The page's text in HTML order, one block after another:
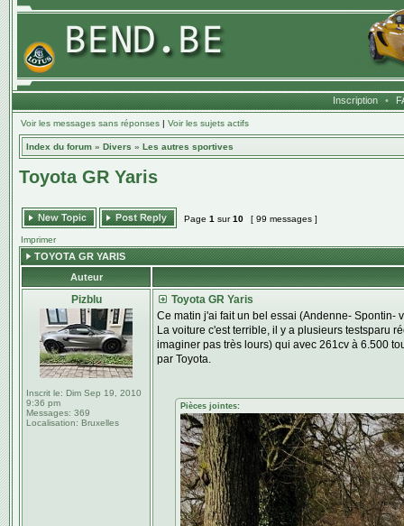
Inscription •
Voir les messages sans réponses | Voir les sujets actifs
Index du forum » Divers » Les autres sportives
Toyota GR Yaris
Page 1 sur10 [ 99 messages ]
Imprimer
TOYOTA GR YARIS
Auteur
Pizblu
Inscrit le: Dim Sep 19, 2010
9:36 pm
Messages: 369
Localisation: Bruxelles
Toyota GR Yaris
Ce matin j'ai fait un bel essai (Andenne- Spontin-
La voiture c'est terrible, il y a plusieurs testsparu
imaginer pas très lours) qui avec 261cv à 6.500
par Toyota.
Pièces jointes: